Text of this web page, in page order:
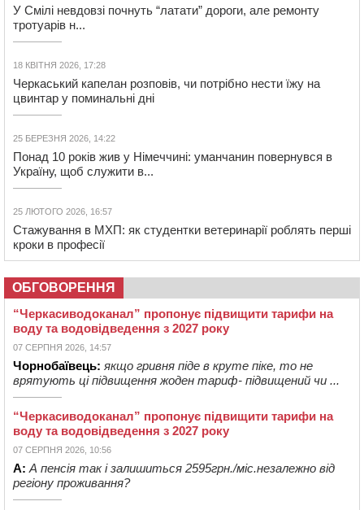
У Смілі невдовзі почнуть “латати” дороги, але ремонту
тротуарів н...
18 КВІТНЯ 2026, 17:28
Черкаський капелан розповів, чи потрібно нести їжу на
цвинтар у поминальні дні
25 БЕРЕЗНЯ 2026, 14:22
Понад 10 років жив у Німеччині: уманчанин повернувся в
Україну, щоб служити в...
25 ЛЮТОГО 2026, 16:57
Стажування в МХП: як студентки ветеринарії роблять перші
кроки в професії
ОБГОВОРЕННЯ
“Черкасиводоканал” пропонує підвищити тарифи на
воду та водовідведення з 2027 року
07 СЕРПНЯ 2026, 14:57
Чорнобаївець: якщо гривня піде в круте піке, то не
врятують ці підвищення жоден тариф- підвищений чи ...
“Черкасиводоканал” пропонує підвищити тарифи на
воду та водовідведення з 2027 року
07 СЕРПНЯ 2026, 10:56
А: А пенсія так і залишиться 2595грн./міс.незалежно від
регіону проживання?